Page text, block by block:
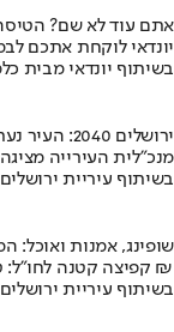
אתם עוד לא שם?
יונדאי לוקחת אתכם
בשיתוף יונדאי מבית
ירושלים 2040: העיר נערכת ל- 1.5 מליון תושבים
מנכ"לית העירייה
בשיתוף עיריית ירושלים
שופינג, אמנות
קפיצה קטנה לחו"ל: טיילת חדשה, מיצגי אמנות, וכיכרות משופצות בהשקעה של 100 מיליון ₪
בשיתוף עיריית ירושלים